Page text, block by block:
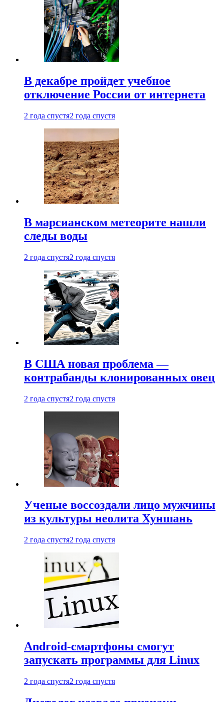
В декабре пройдет учебное
отключение России от интернета
2 года спустя2 года спустя
В марсианском метеорите нашли
следы воды
2 года спустя2 года спустя
В США новая проблема —
контрабанды клонированных овец
2 года спустя2 года спустя
Ученые воссоздали лицо мужчины
из культуры неолита Хуншань
2 года спустя2 года спустя
Android-смартфоны смогут
запускать программы для Linux
2 года спустя2 года спустя